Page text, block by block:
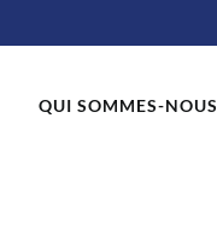
QUI SOMMES-NOUS